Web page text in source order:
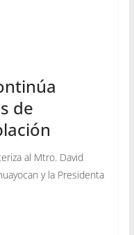
de
al Mtro. David
y la Presidenta